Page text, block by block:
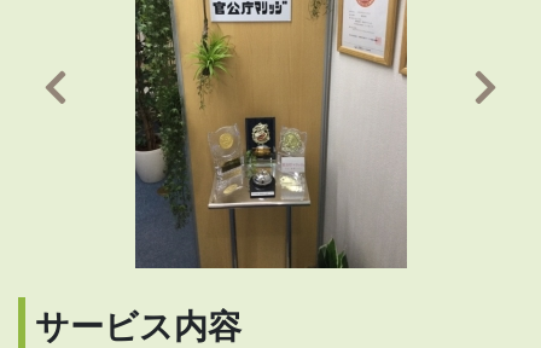
前の画像へ 次の
サービス内容